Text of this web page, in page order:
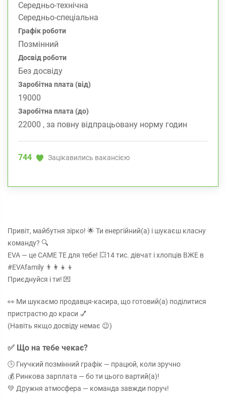
Середньо-технічна
Середньо-спеціальна
Графік роботи
Позмінний
Досвід роботи
Без досвіду
Заробітна плата (від)
19000
Заробітна плата (до)
22000 , за повну відпрацьовану норму годин
744 Зацікавились вакансією
Привіт, майбутня зірко! 🌟 Ти енергійний(а) і шукаєш класну
команду? 🔍
EVA — це САМЕ ТЕ для тебе! 💥14 тис. дівчат і хлопців ВЖЕ в
#EVAfamily 👨‍👩‍👧‍👦
Приєднуйся і ти! 💌
👀 Ми шукаємо продавця-касира, що готовий(а) поділитися
пристрастю до краси 💅
(Навіть якщо досвіду немає 😉)
✅ Що на тебе чекає?
🕓 Гнучкий позмінний графік — працюй, коли зручно
💰 Ринкова зарплата — бо ти цього вартий(а)!
💚 Дружня атмосфера — команда завжди поруч!